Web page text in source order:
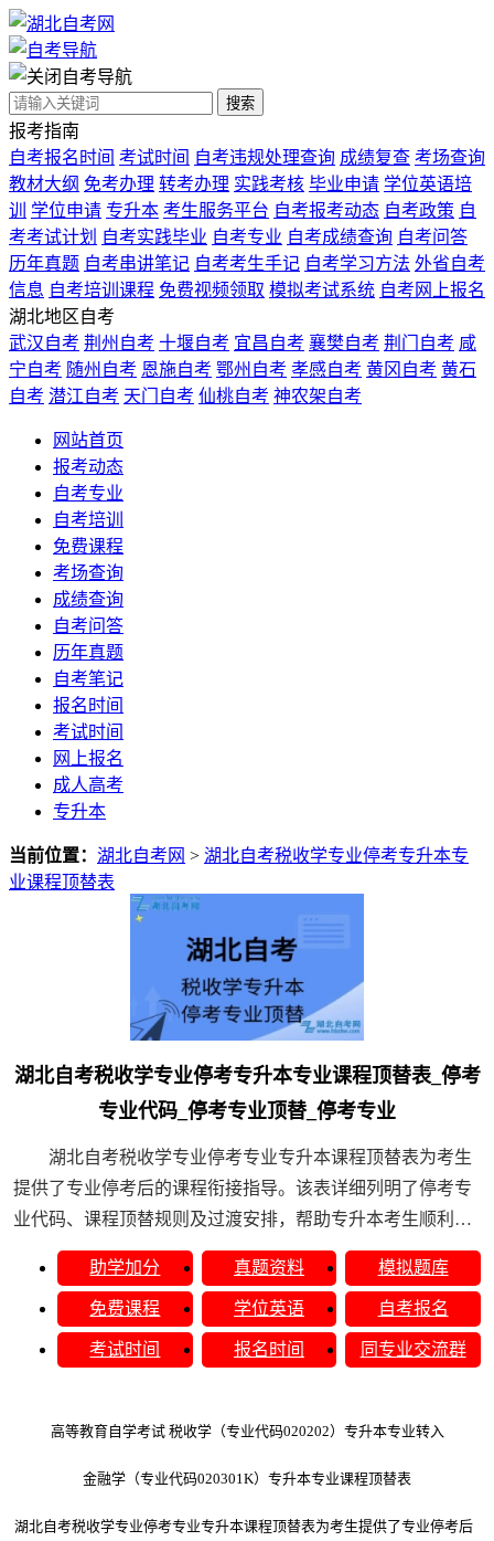
自考导航
搜索
报考指南
自考报名时间 考试时间 自考违规处理查询 成绩复查 考场查询
教材大纲 免考办理 转考办理 实践考核 毕业申请 学位英语培
训
学位申请 专升本 考生服务平台 自考报考动态 自考政策 自
考考试计划 自考实践毕业 自考专业 自考成绩查询 自考问答
历年真题 自考串讲笔记 自考考生手记 自考学习方法 外省自考
信息 自考培训课程 免费视频领取 模拟考试系统 自考网上报名
湖北地区自考
武汉自考 荆州自考 十堰自考 宜昌自考 襄樊自考 荆门自考 咸
宁自考 随州自考 恩施自考 鄂州自考 孝感自考 黄冈自考 黄石
自考 潜江自考 天门自考 仙桃自考 神农架自考
网站首页
报考动态
自考专业
自考培训
免费课程
考场查询
成绩查询
自考问答
历年真题
自考笔记
报名时间
考试时间
网上报名
成人高考
专升本
当前位置： 湖北自考网 > 湖北自考税收学专业停考专升本专
业课程顶替表
湖北自考税收学专业停考专升本专业课程顶替表_停考
专业代码_停考专业顶替_停考专业
湖北自考税收学专业停考专业专升本课程顶替表为考生
提供了专业停考后的课程衔接指导。该表详细列明了停考专
业代码、课程顶替规则及过渡安排，帮助专升本考生顺利完
成学业规划。通过查询湖北自考税收学专业停考专业课......
助学加分
真题资料 模拟题库
免费课程 学位英语 自考报名
考试时间 报名时间 同专业交流群
高等教育自学考试 税收学（专业代码020202）专升本专业转入
金融学（专业代码020301K）专升本专业课程顶替表
湖北自考税收学专业停考专业专升本课程顶替表为考生提供了专业停考后